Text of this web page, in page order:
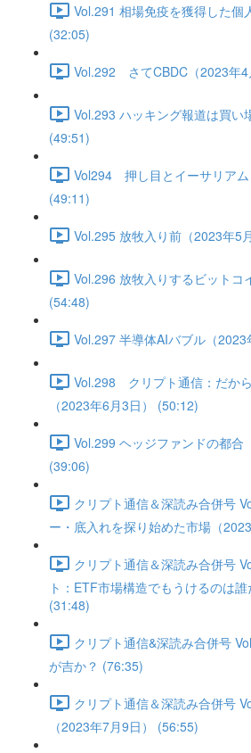
Vol.291 相場免疫を獲得した個
(32:05)
Vol.292 さてCBDC（2023年4
Vol.293 ハッキング報道は買い
(49:51)
Vol294 押し目とイーサリアム
(49:11)
Vol.295 放牧入り前（2023年5
Vol.296 放牧入りするビットコ
(54:48)
Vol.297 半導体AIバブル（
Vol.298 クリプト通信：だか
（2023年6月3日） (50:12)
Vol.299 ヘッジファンドの都合
(39:06)
クリプト通信＆深読み合併号
ー・底入れを探り始めた市場（
クリプト通信＆深読み合併号
ト：ETF市場構造でもうけるのは
(31:48)
クリプト通信&深読み合併号
が吉か？ (76:35)
クリプト通信＆深読み合併号
（2023年7月9日） (56:55)